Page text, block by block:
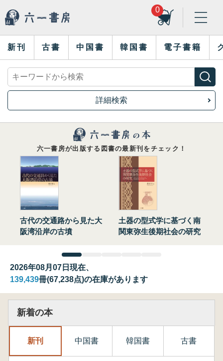
0
新刊 古書 中国書 韓国書 電子書籍
詳細検索
六一書房が出版する図書の最新刊をチェック！
古代の交通路から見た大
阪湾沿岸の古墳
土器の型式学に基づく南
関東弥生後期社会の研究
2026年08月07日現在、
139,439冊(67,238点)の在庫があります
新着の本
新刊 中国書 韓国書 古書